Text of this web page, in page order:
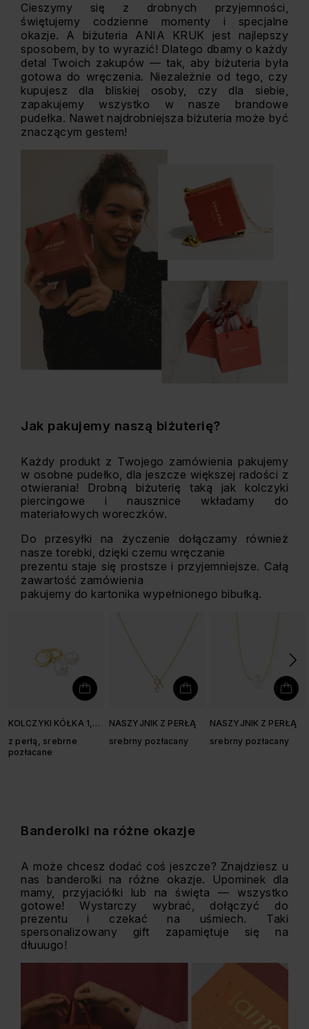
Cieszymy się z drobnych przyjemności,
świętujemy codzienne momenty i specjalne
okazje. A biżuteria ANIA KRUK jest najlepszy
sposobem, by to wyrazić! Dlatego dbamy o każdy
detal Twoich zakupów — tak, aby biżuteria była
gotowa do wręczenia. Niezależnie od tego, czy
kupujesz dla bliskiej osoby, czy dla siebie,
zapakujemy wszystko w nasze brandowe
pudełka. Nawet najdrobniejsza biżuteria może być
znaczącym gestem!
Jak pakujemy naszą biżuterię?
Każdy produkt z Twojego zamówienia pakujemy
w osobne pudełko, dla jeszcze większej radości z
otwierania! Drobną biżuterię taką jak kolczyki
piercingowe i nausznice wkładamy do
materiałowych woreczków.
Do przesyłki na życzenie dołączamy również
nasze torebki, dzięki czemu wręczanie
prezentu staje się prostsze i przyjemniejsze. Całą
zawartość zamówienia
pakujemy do kartonika wypełnionego bibułką.
KOLCZYKI KÓŁKA 1,2
z perłą, srebrne
pozłacane
NASZYJNIK Z PERŁĄ
srebrny pozłacany
NASZYJNIK Z PERŁĄ
srebrny pozłacany
Banderolki na różne okazje
A może chcesz dodać coś jeszcze? Znajdziesz u
nas banderolki na różne okazje. Upominek dla
mamy, przyjaciółki lub na święta — wszystko
gotowe! Wystarczy wybrać, dołączyć do
prezentu i czekać na uśmiech. Taki
spersonalizowany gift zapamiętuje się na
dłuuugo!